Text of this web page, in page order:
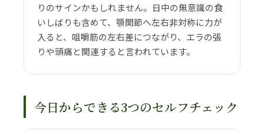
りのサインかもしれません。日中の無意識の食
いしばりも含めて、顎関節へ左右非対称に力が
入ると、咀嚼筋の左右差につながり、エラの張
りや頭痛と関連すると言われています。
今日からできる3つのセルフチェック